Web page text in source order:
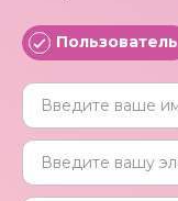
Пользователь